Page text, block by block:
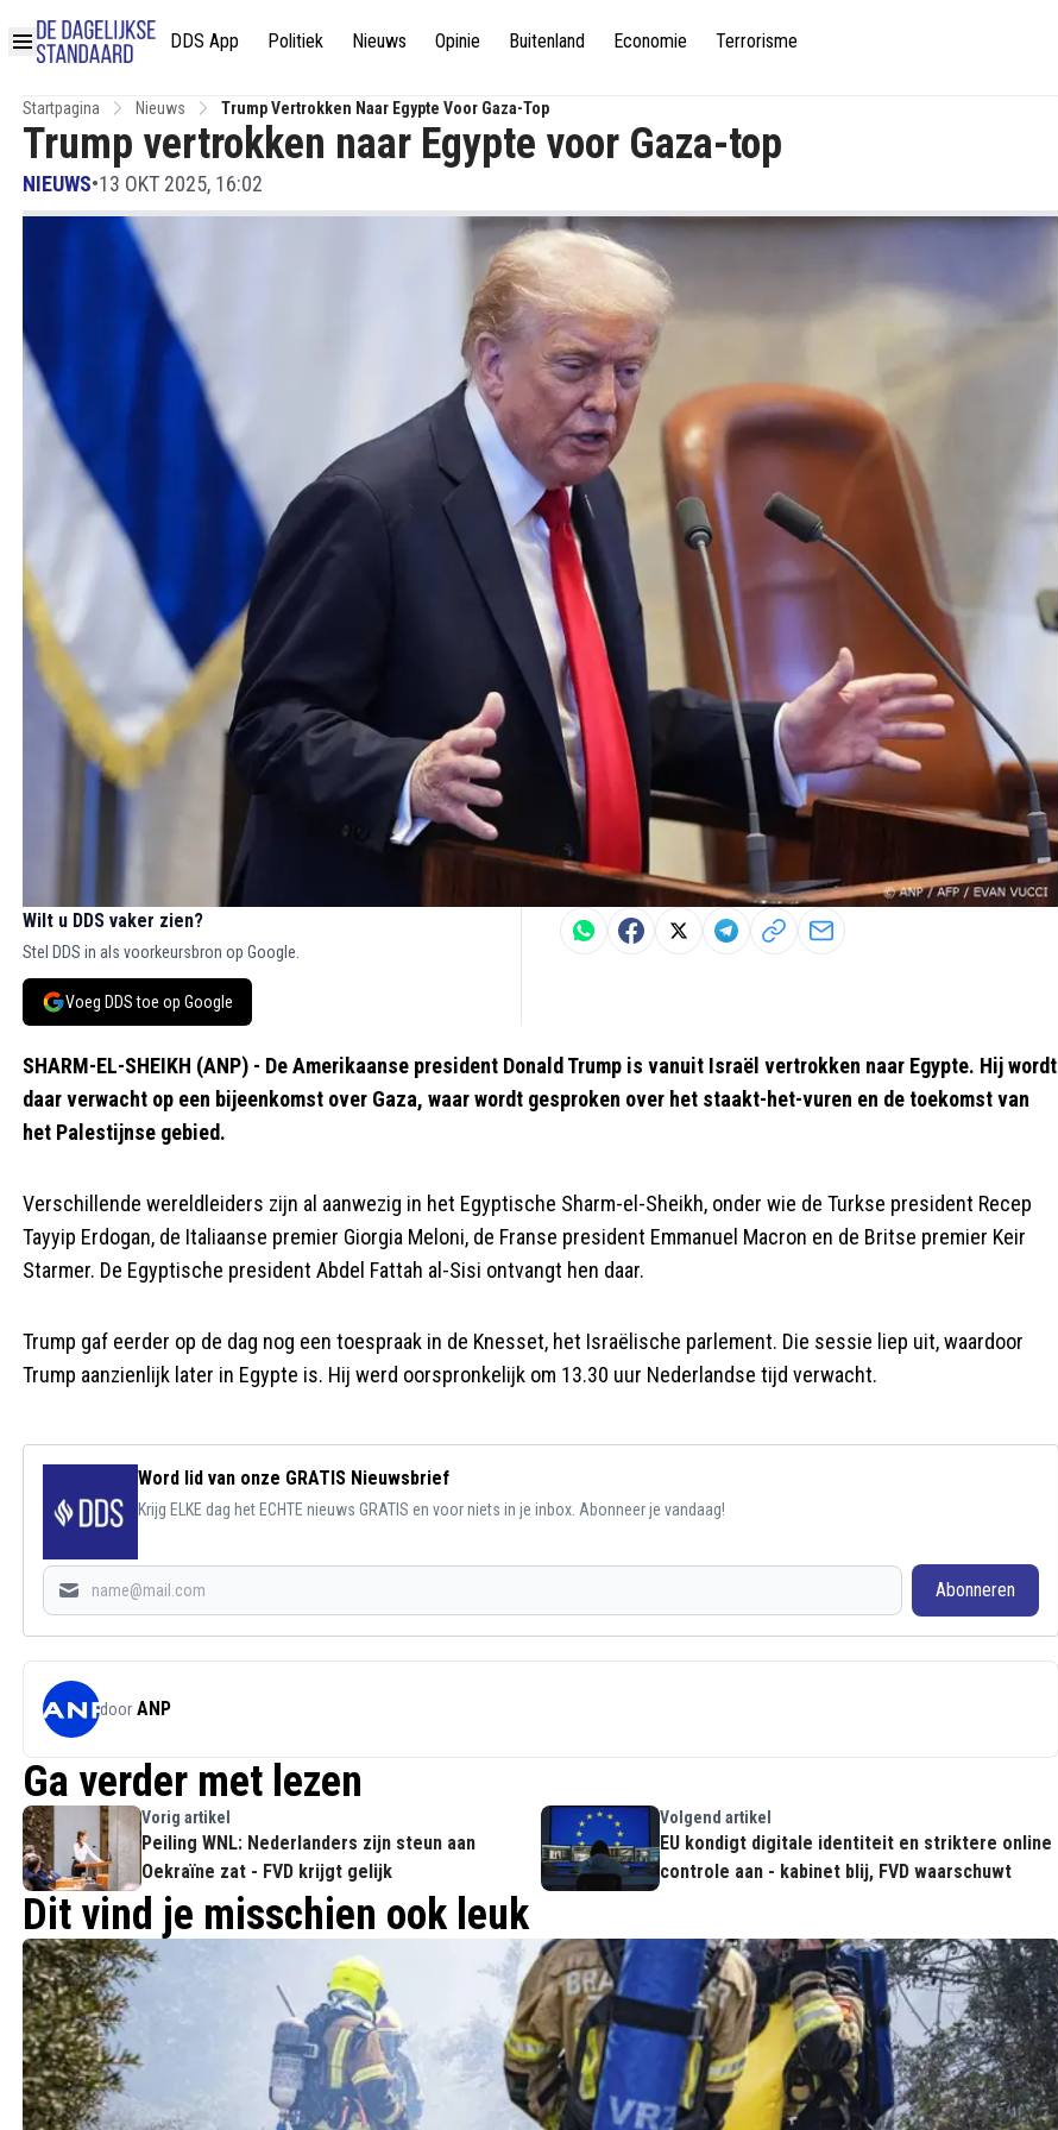
DDS App Politiek Nieuws Opinie Buitenland Economie Terrorisme
Startpagina Nieuws Trump Vertrokken Naar Egypte Voor Gaza-Top
Trump vertrokken naar Egypte voor Gaza-top
NIEUWS•13 OKT 2025, 16:02
Wilt u DDS vaker zien?
Stel DDS in als voorkeursbron op Google.
Voeg DDS toe op Google
SHARM-EL-SHEIKH (ANP) - De Amerikaanse president Donald Trump is vanuit Israël vertrokken naar Egypte. Hij wordt
daar verwacht op een bijeenkomst over Gaza, waar wordt gesproken over het staakt-het-vuren en de toekomst van
het Palestijnse gebied.
Verschillende wereldleiders zijn al aanwezig in het Egyptische Sharm-el-Sheikh, onder wie de Turkse president Recep
Tayyip Erdogan, de Italiaanse premier Giorgia Meloni, de Franse president Emmanuel Macron en de Britse premier Keir
Starmer. De Egyptische president Abdel Fattah al-Sisi ontvangt hen daar.
Trump gaf eerder op de dag nog een toespraak in de Knesset, het Israëlische parlement. Die sessie liep uit, waardoor
Trump aanzienlijk later in Egypte is. Hij werd oorspronkelijk om 13.30 uur Nederlandse tijd verwacht.
Word lid van onze GRATIS Nieuwsbrief
Krijg ELKE dag het ECHTE nieuws GRATIS en voor niets in je inbox. Abonneer je vandaag!
Abonneren
door ANP
Ga verder met lezen
Vorig artikel
Peiling WNL: Nederlanders zijn steun aan
Oekraïne zat - FVD krijgt gelijk
Volgend artikel
EU kondigt digitale identiteit en striktere online
controle aan - kabinet blij, FVD waarschuwt
Dit vind je misschien ook leuk